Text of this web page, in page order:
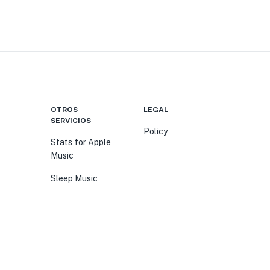
OTROS
SERVICIOS
Stats for Apple
Music
Sleep Music
LEGAL
Policy